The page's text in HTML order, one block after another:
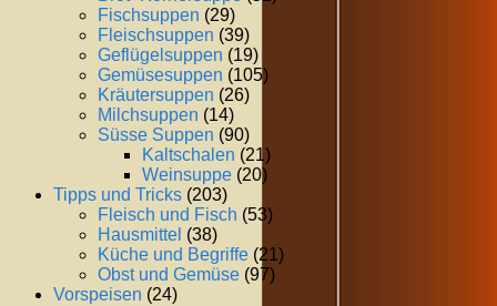
Fischsuppen (29)
Fleischsuppen (39)
Geflügelsuppen (19)
Gemüsesuppen (105)
Kräutersuppen (26)
Milchsuppen (14)
Süsse Suppen (90)
Kaltschalen (21)
Weinsuppe (20)
Tipps und Tricks (203)
Fleisch und Fisch (53)
Hausmittel (38)
Küche und Begriffe (21)
Obst und Gemüse (97)
Vorspeisen (24)